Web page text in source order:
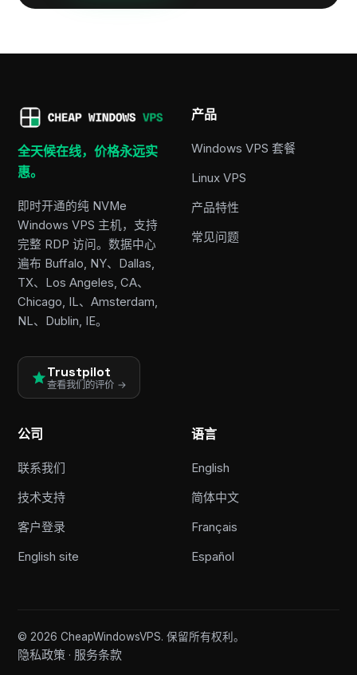
全天候在线，价格永远实
惠。
即时开通的纯 NVMe
Windows VPS 主机，支持
完整 RDP 访问。数据中心
遍布 Buffalo, NY、Dallas,
TX、Los Angeles, CA、
Chicago, IL、Amsterdam,
NL、Dublin, IE。
Trustpilot
查看我们的评价 →
产品
Windows VPS 套餐
Linux VPS
产品特性
常见问题
公司
联系我们
技术支持
客户登录
English site
语言
English
简体中文
Français
Español
© 2026 CheapWindowsVPS. 保留所有权利。
隐私政策 · 服务条款